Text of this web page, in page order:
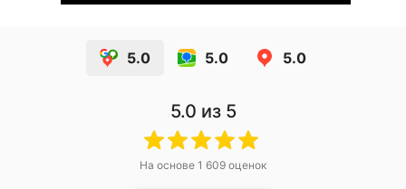
5.0 5.0 5.0
5.0 из 5
На основе 1 609 оценок